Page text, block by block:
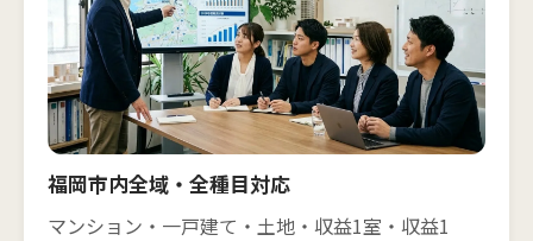
福岡市内全域・全種目対応
マンション・一戸建て・土地・収益1室・収益1